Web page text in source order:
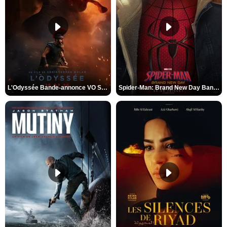
L'Odyssée Bande-annonce VO STFR Spider-Man: Brand New Day Bande-annonce VO STFR